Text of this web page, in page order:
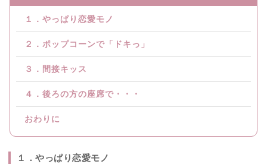
１．やっぱり恋愛モノ
２．ポップコーンで「ドキっ」
３．間接キッス
４．後ろの方の座席で・・・
おわりに
１．やっぱり恋愛モノ